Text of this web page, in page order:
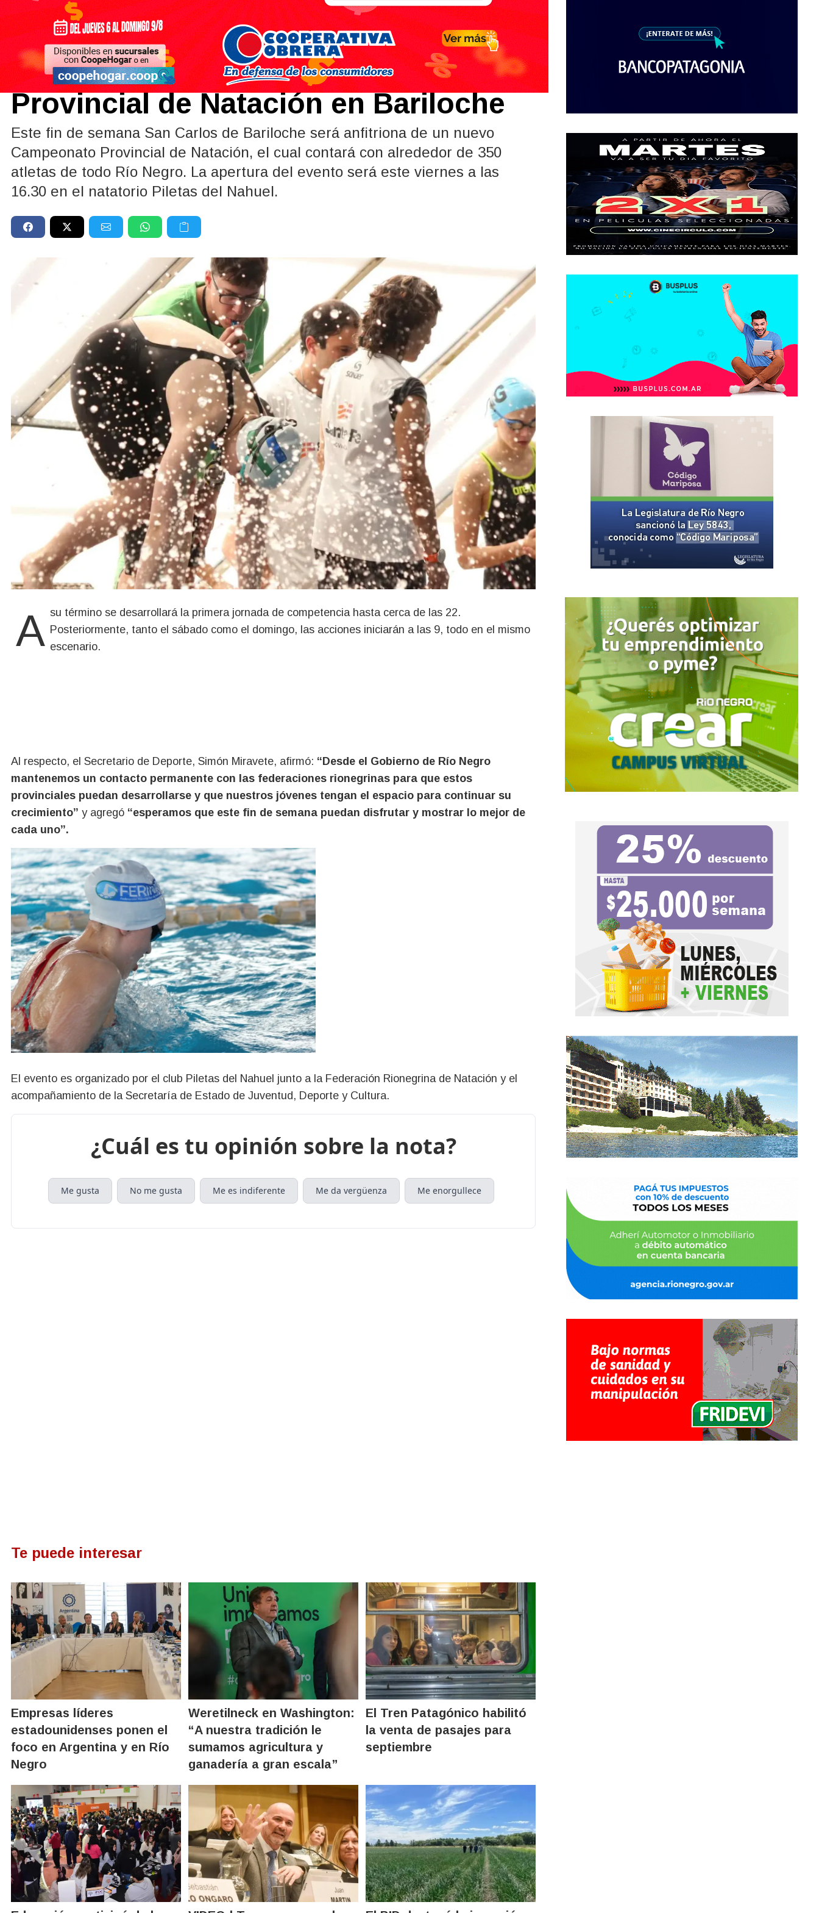
Provincia
DEPORTES | 15/05/2026
Más de 300 jóvenes competirán en el
Provincial de Natación en Bariloche
Este fin de semana San Carlos de Bariloche será anfitriona de un nuevo
Campeonato Provincial de Natación, el cual contará con alrededor de 350
atletas de todo Río Negro. La apertura del evento será este viernes a las
16.30 en el natatorio Piletas del Nahuel.
A su término se desarrollará la primera jornada de competencia hasta cerca de las 22. Posteriormente, tanto el sábado como el domingo, las acciones iniciarán a las 9, todo en el mismo
escenario.
Al respecto, el Secretario de Deporte, Simón Miravete, afirmó: “Desde el Gobierno de Río Negro
mantenemos un contacto permanente con las federaciones rionegrinas para que estos
provinciales puedan desarrollarse y que nuestros jóvenes tengan el espacio para continuar su
crecimiento” y agregó “esperamos que este fin de semana puedan disfrutar y mostrar lo mejor de
cada uno”.
El evento es organizado por el club Piletas del Nahuel junto a la Federación Rionegrina de Natación y el
acompañamiento de la Secretaría de Estado de Juventud, Deporte y Cultura.
¿Cuál es tu opinión sobre la nota?
Me gusta No me gusta Me es indiferente Me da vergüenza Me enorgullece
Te puede interesar
Empresas líderes
estadounidenses ponen el
foco en Argentina y en Río
Negro
Weretilneck en Washington:
“A nuestra tradición le
sumamos agricultura y
ganadería a gran escala”
El Tren Patagónico habilitó
la venta de pasajes para
septiembre